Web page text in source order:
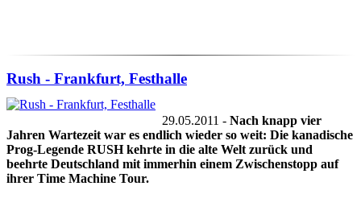
Rush - Frankfurt, Festhalle
29.05.2011 - Nach knapp vier
Jahren Wartezeit war es endlich wieder so weit: Die kanadische
Prog-Legende RUSH kehrte in die alte Welt zurück und
beehrte Deutschland mit immerhin einem Zwischenstopp auf
ihrer Time Machine Tour.